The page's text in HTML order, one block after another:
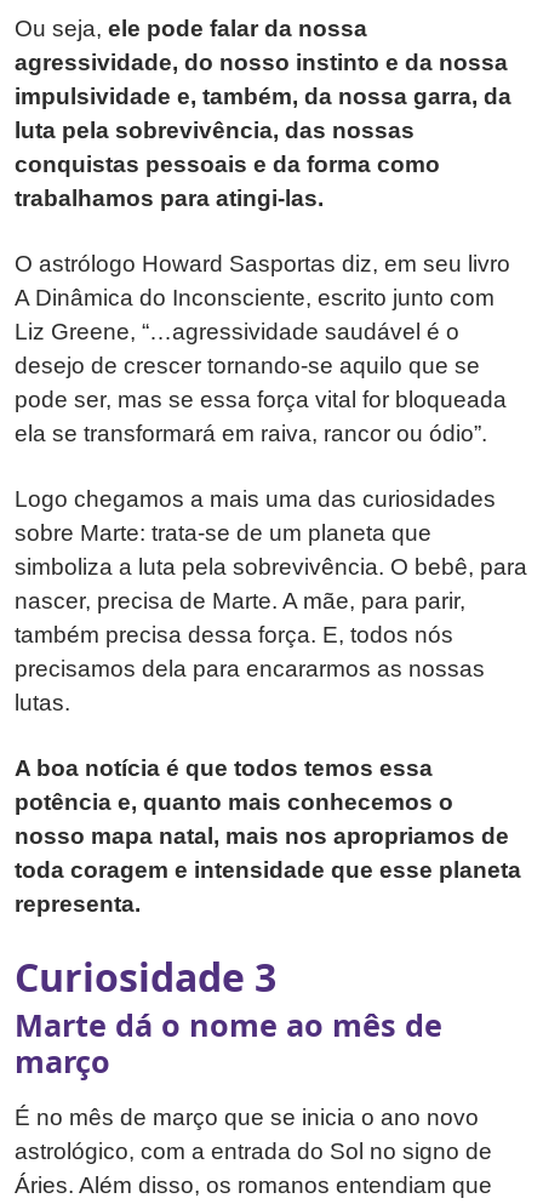
Ou seja, ele pode falar da nossa
agressividade, do nosso instinto e da nossa
impulsividade e, também, da nossa garra, da
luta pela sobrevivência, das nossas
conquistas pessoais e da forma como
trabalhamos para atingi-las.
O astrólogo Howard Sasportas diz, em seu livro
A Dinâmica do Inconsciente, escrito junto com
Liz Greene, “…agressividade saudável é o
desejo de crescer tornando-se aquilo que se
pode ser, mas se essa força vital for bloqueada
ela se transformará em raiva, rancor ou ódio”.
Logo chegamos a mais uma das curiosidades
sobre Marte: trata-se de um planeta que
simboliza a luta pela sobrevivência. O bebê, para
nascer, precisa de Marte. A mãe, para parir,
também precisa dessa força. E, todos nós
precisamos dela para encararmos as nossas
lutas.
A boa notícia é que todos temos essa
potência e, quanto mais conhecemos o
nosso mapa natal, mais nos apropriamos de
toda coragem e intensidade que esse planeta
representa.
Curiosidade 3
Marte dá o nome ao mês de
março
É no mês de março que se inicia o ano novo
astrológico, com a entrada do Sol no signo de
Áries. Além disso, os romanos entendiam que